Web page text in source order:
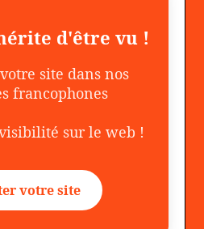
d'être vu !
site dans nos
francophones
sur le web !
votre site